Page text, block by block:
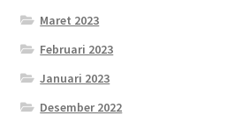
Maret 2023
Februari 2023
Januari 2023
Desember 2022